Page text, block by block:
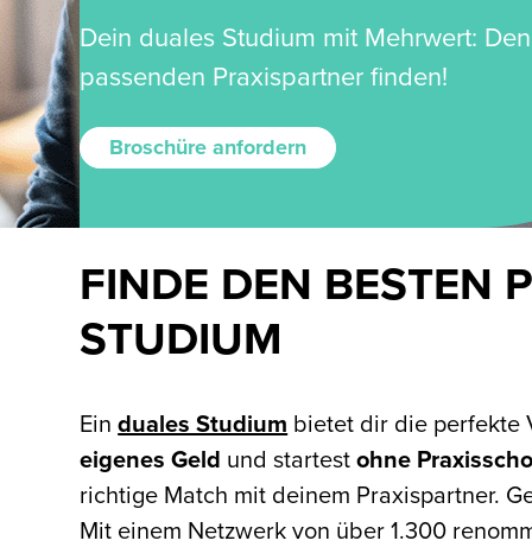
Dein duales Studium mit Mehrwert: Den
passenden Praxispartner finden!
Broschüre anfordern
FINDE DEN BESTEN
STUDIUM
Einduales Studium bietet dir die perfekte
eigenes Geld und startestohne
richtige Match mit deinem Praxispartner.
Mit einem Netzwerk von über 1.300